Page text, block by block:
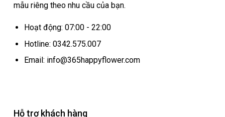
mẫu riêng theo nhu cầu của bạn.
Hoạt động: 07:00 - 22:00
Hotline: 0342.575.007
Email: info@365happyflower.com
Hỗ trợ khách hàng